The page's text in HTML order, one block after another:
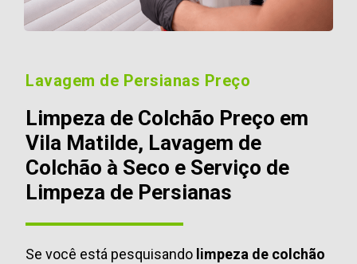
Lavagem de Persianas Preço
Limpeza de Colchão Preço em
Vila Matilde, Lavagem de
Colchão à Seco e Serviço de
Limpeza de Persianas
Se você está pesquisando limpeza de colchão